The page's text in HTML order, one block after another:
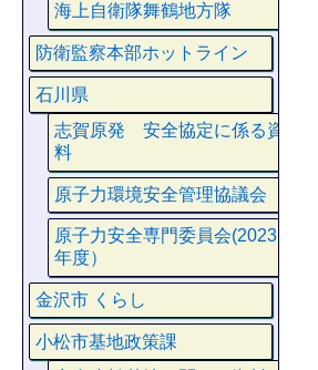
海上自衛隊舞鶴地方隊
防衛監察本部ホットライン
石川県
志賀原発 安全協定に係る資
料
原子力環境安全管理協議会
原子力安全専門委員会(2023
年度）
金沢市 くらし
小松市基地政策課